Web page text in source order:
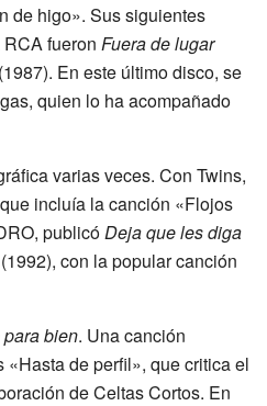
de higo». Sus siguientes
fueron Fuera de lugar
(1987). En este último disco, se
quien lo ha acompañado
varias veces. Con Twins,
incluía la canción «Flojos
publicó Deja que les diga
(1992), con la popular canción
para bien. Una canción
de perfil», que critica el
de Celtas Cortos. En